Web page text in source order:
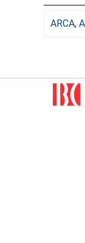
ARCA,